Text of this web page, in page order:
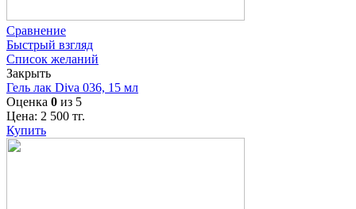
Сравнение
Быстрый взгляд
Список желаний
Закрыть
Гель лак Diva 036, 15 мл
Оценка 0 из 5
Цена: 2 500 тг.
Купить